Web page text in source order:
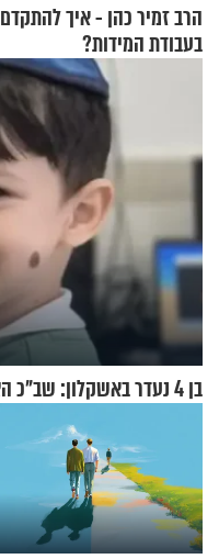
הרב זמיר כהן - איך להתקדם
בעבודת המידות?
בן 4 נעדר באשקלון: שב"כ הצטרף למאמצי האיתור